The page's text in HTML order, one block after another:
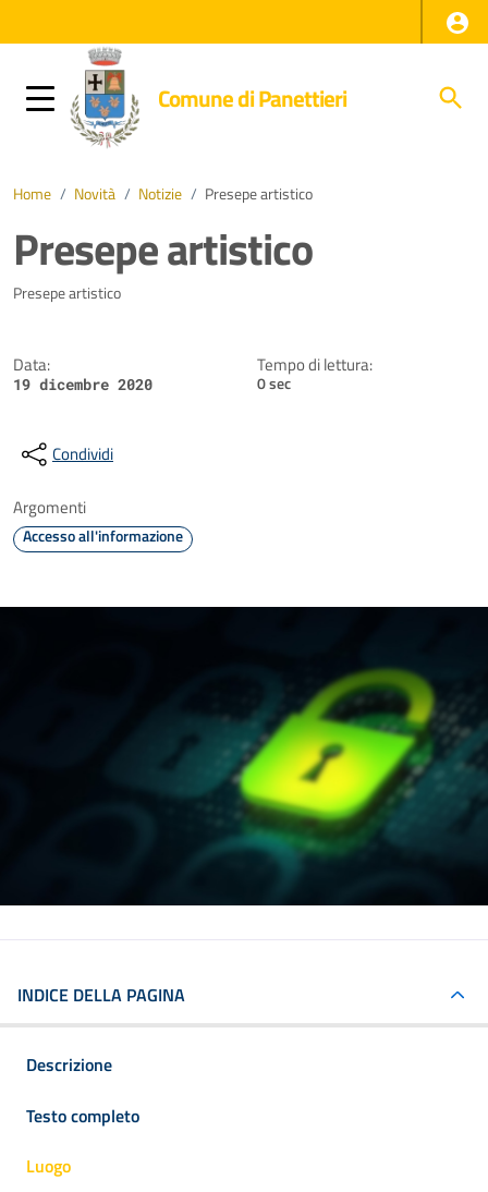
Comune di Panettieri
Home / Novità / Notizie / Presepe artistico
Presepe artistico
Dettagli della notizia
Presepe artistico
Data:
19 dicembre 2020
Tempo di lettura:
0 sec
Condividi
Argomenti
Accesso all'informazione
INDICE DELLA PAGINA
Descrizione
Testo completo
Luogo